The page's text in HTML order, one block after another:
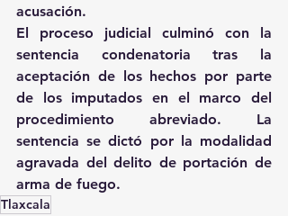
acusación.
El proceso judicial culminó con la
sentencia condenatoria tras la
aceptación de los hechos por parte
de los imputados en el marco del
procedimiento abreviado. La
sentencia se dictó por la modalidad
agravada del delito de portación de
arma de fuego.
Tlaxcala